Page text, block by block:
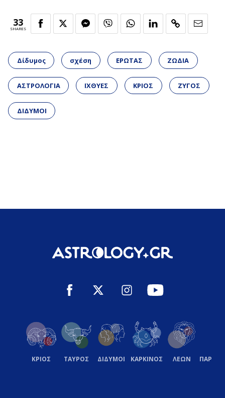
33
SHARES
Δίδυμος σχέση ΕΡΩΤΑΣ ΖΩΔΙΑ
ΑΣΤΡΟΛΟΓΙΑ ΙΧΘΥΕΣ ΚΡΙΟΣ ΖΥΓΟΣ
ΔΙΔΥΜΟΙ
ΚΡΙΟΣ ΤΑΥΡΟΣ ΔΙΔΥΜΟΙ ΚΑΡΚΙΝΟΣ ΛΕΩΝ